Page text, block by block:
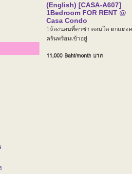
(English) [CASA-A607]
1Bedroom FOR RENT @
Casa Condo
1ห้องนอนที่คาซ่า คอนโด ตกแต่ง
ครันพร้อมเข้าอยู่
11,000 Baht/month บาท